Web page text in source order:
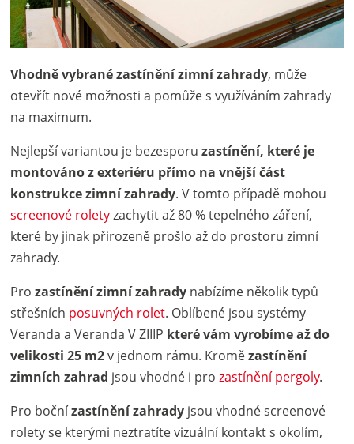
Vhodně vybrané zastínění zimní zahrady, může
otevřít nové možnosti a pomůže s využíváním zahrady
na maximum.
Nejlepší variantou je bezesporuzastínění, které je
montováno z exteriéru přímo na vnější část
konstrukce zimní zahrady. V tomto případě mohou
screenové roletyzachytit až 80 % tepelného záření,
které by jinak přirozeně prošlo až do prostoru zimní
zahrady.
Prozastínění zimní zahrady nabízíme několik typů
střešních posuvných rolet. Oblíbené jsou systémy
Veranda a Veranda V ZIIIP které vám vyrobíme až do
velikosti 25 m2v jednom rámu. Kromězastínění
zimních zahrad jsou vhodné i prozastínění pergoly.
Pro bočnízastínění zahrady jsou vhodné screenové
rolety se kterými neztratíte vizuální kontakt s okolím,